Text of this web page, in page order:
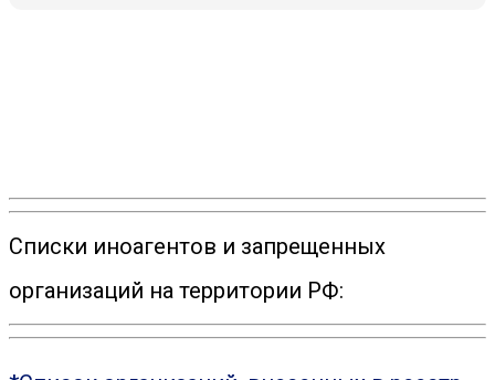
Списки иноагентов и запрещенных
организаций на территории РФ: